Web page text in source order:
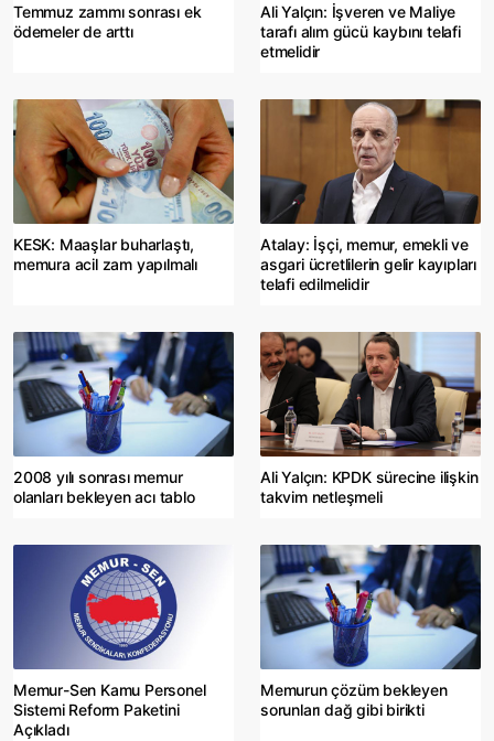
Temmuz zammı sonrası ek
ödemeler de arttı
Ali Yalçın: İşveren ve Maliye
tarafı alım gücü kaybını telafi
etmelidir
KESK: Maaşlar buharlaştı,
memura acil zam yapılmalı
Atalay: İşçi, memur, emekli ve
asgari ücretlilerin gelir kayıpları
telafi edilmelidir
2008 yılı sonrası memur
olanları bekleyen acı tablo
Ali Yalçın: KPDK sürecine ilişkin
takvim netleşmeli
Memur-Sen Kamu Personel
Sistemi Reform Paketini
Açıkladı
Memurun çözüm bekleyen
sorunları dağ gibi birikti